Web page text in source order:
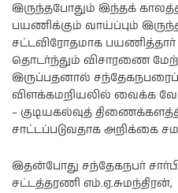
இருந்தபோதும் இந்தக்
பயணிக்கும் வாய்ப்பும்
சட்டவிரோதமாக
தொடர்ந்தும் விசாரணை
இருப்பதனால்
விளக்கமறியலில் வைக்க
– குடியகல்வுத்
சாட்டப்படுவதாக அறிக்கை
இதன்போது சந்தேகநபர்
சட்டத்தரணி எம்.ஏ.சுமந்திரன்,